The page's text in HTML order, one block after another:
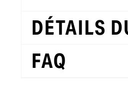
DÉTAILS
FAQ